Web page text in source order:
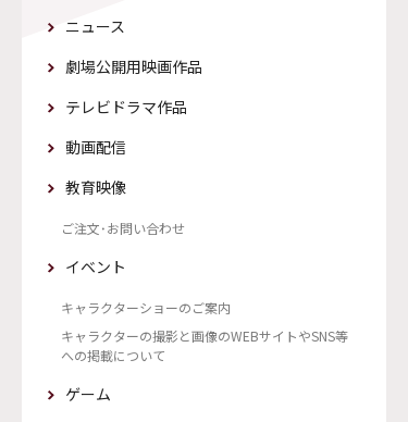
ニュース
劇場公開用映画作品
テレビドラマ作品
動画配信
教育映像
ご注文・お問い合わせ
イベント
キャラクターショーのご案内
キャラクターの撮影と画像のWEBサイトやSNS等
への掲載について
ゲーム